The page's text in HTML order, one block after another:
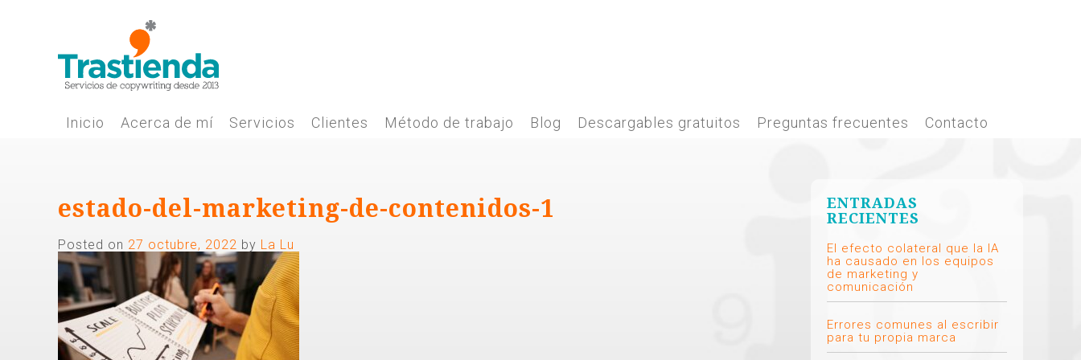
Inicio Acerca de mí Servicios Clientes Método de trabajo Blog Descargables gratuitos Preguntas frecuentes Contacto
estado-del-marketing-de-contenidos-1
Posted on 27 octubre, 2022 by La Lu
ENTRADAS
RECIENTES
El efecto colateral que la IA
ha causado en los equipos
de marketing y
comunicación
Errores comunes al escribir
para tu propia marca